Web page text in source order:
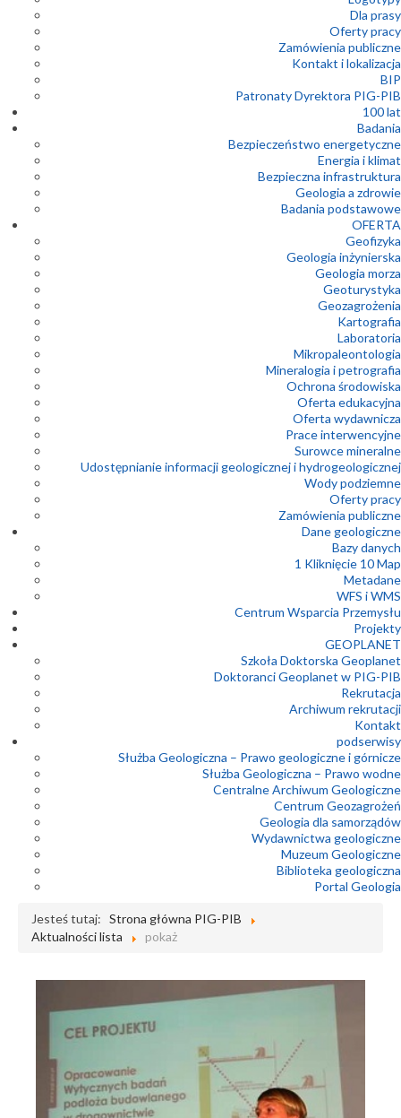
Dla prasy
Oferty pracy
Zamówienia publiczne
Kontakt i lokalizacja
BIP
Patronaty Dyrektora PIG-PIB
100 lat
Badania
Bezpieczeństwo energetyczne
Energia i klimat
Bezpieczna infrastruktura
Geologia a zdrowie
Badania podstawowe
OFERTA
Geofizyka
Geologia inżynierska
Geologia morza
Geoturystyka
Geozagrożenia
Kartografia
Laboratoria
Mikropaleontologia
Mineralogia i petrografia
Ochrona środowiska
Oferta edukacyjna
Oferta wydawnicza
Prace interwencyjne
Surowce mineralne
Udostępnianie informacji geologicznej i hydrogeologicznej
Wody podziemne
Oferty pracy
Zamówienia publiczne
Dane geologiczne
Bazy danych
1 Kliknięcie 10 Map
Metadane
WFS i WMS
Centrum Wsparcia Przemysłu
Projekty
GEOPLANET
Szkoła Doktorska Geoplanet
Doktoranci Geoplanet w PIG-PIB
Rekrutacja
Archiwum rekrutacji
Kontakt
podserwisy
Służba Geologiczna – Prawo geologiczne i górnicze
Służba Geologiczna – Prawo wodne
Centralne Archiwum Geologiczne
Centrum Geozagrożeń
Geologia dla samorządów
Wydawnictwa geologiczne
Muzeum Geologiczne
Biblioteka geologiczna
Portal Geologia
Jesteś tutaj: Strona główna PIG-PIB
Aktualności lista
pokaż